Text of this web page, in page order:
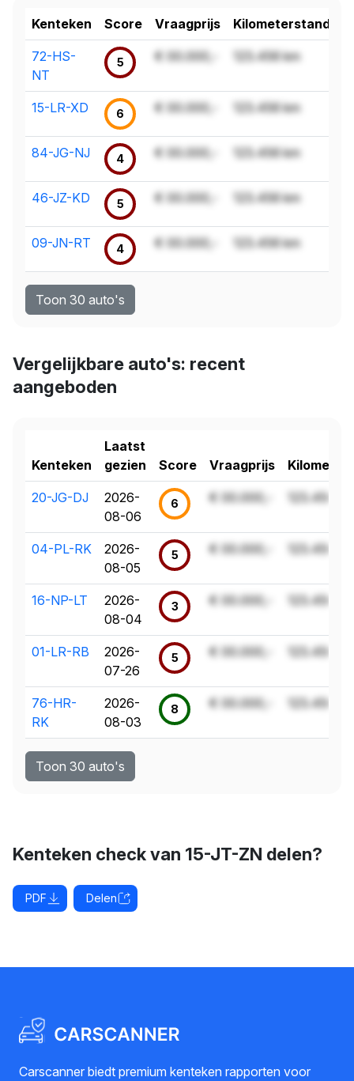
Kenteken Score Vraagprijs Kilometerstand
72-HS-
NT
5 € 00.000,- 123.456 km
15-LR-XD 6 € 00.000,- 123.456 km
84-JG-NJ 4 € 00.000,- 123.456 km
46-JZ-KD 5 € 00.000,- 123.456 km
09-JN-RT 4 € 00.000,- 123.456 km
Toon 30 auto's
Vergelijkbare auto's: recent
aangeboden
Kenteken
Laatst
gezien
Score Vraagprijs
20-JG-DJ
2026-
08-06
6 € 00.000,- 123.456 km
04-PL-RK
2026-
08-05
5 € 00.000,- 123.456 km
16-NP-LT
2026-
08-04
3 € 00.000,- 123.456 km
01-LR-RB
2026-
07-26
5 € 00.000,- 123.456 km
76-HR-
RK
2026-
08-03
8 € 00.000,- 123.456 km
Toon 30 auto's
Kenteken check van 15-JT-ZN delen?
PDF Delen
Carscanner biedt premium kenteken rapporten voor